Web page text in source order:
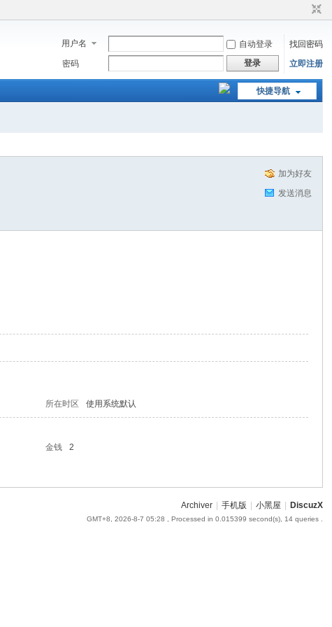
用户名 自动登录
找回密码
密码
登录 立即注册
快捷导航
加为好友
发送消息
所在时区 使用系统默认
金钱
2
Archiver 手机版 小黑屋 DiscuzX
GMT+8, 2026-8-7 05:28 , Processed in 0.015399 second(s), 14 queries .